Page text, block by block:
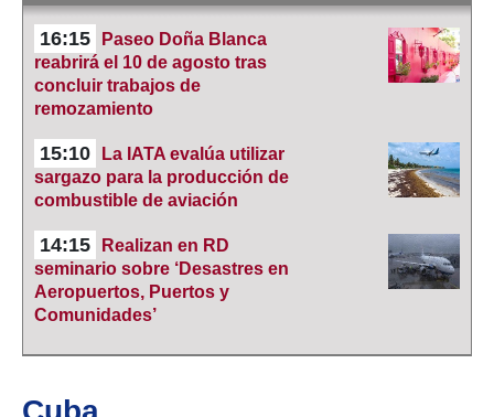
16:15
Paseo Doña Blanca
reabrirá el 10 de agosto tras
concluir trabajos de
remozamiento
15:10
La IATA evalúa utilizar
sargazo para la producción de
combustible de aviación
14:15
Realizan en RD
seminario sobre ‘Desastres en
Aeropuertos, Puertos y
Comunidades’